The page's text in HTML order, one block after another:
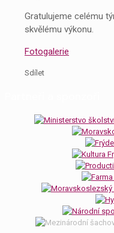
Gratulujeme celému
skvělému výkonu.
Fotogalerie
Sdílet